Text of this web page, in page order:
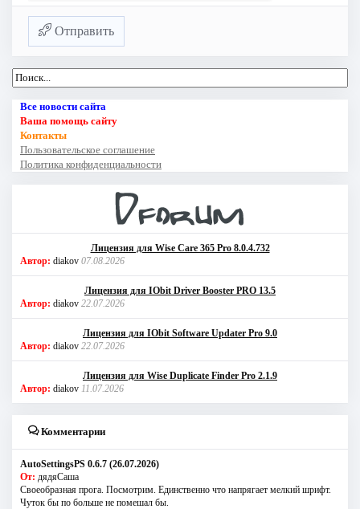
Отправить
Все новости сайта
Ваша помощь сайту
Контакты
Пользовательское соглашение
Политика конфиденциальности
Лицензия для Wise Care 365 Pro 8.0.4.732
Автор: diakov 07.08.2026
Лицензия для IObit Driver Booster PRO 13.5
Автор: diakov 22.07.2026
Лицензия для IObit Software Updater Pro 9.0
Автор: diakov 22.07.2026
Лицензия для Wise Duplicate Finder Pro 2.1.9
Автор: diakov 11.07.2026
Комментарии
AutoSettingsPS 0.6.7 (26.07.2026)
От: дядяСаша
Своеобразная прога. Посмотрим. Единственно что напрягает мелкий шрифт.
Чуток бы по больше не помешал бы.